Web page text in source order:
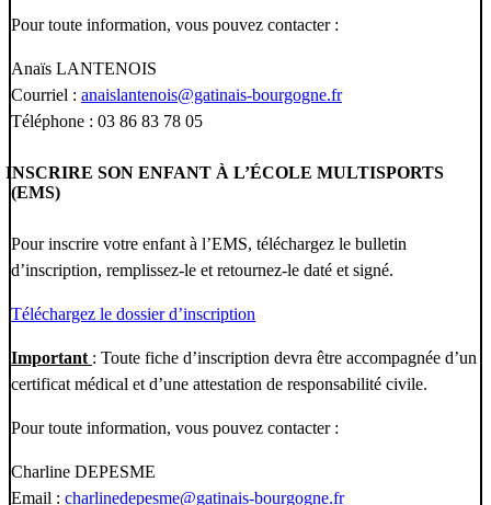
Pour toute information, vous pouvez contacter :
Anaïs LANTENOIS
Courriel : anaislantenois@gatinais-bourgogne.fr
Téléphone : 03 86 83 78 05
INSCRIRE SON ENFANT À L’ÉCOLE MULTISPORTS
(EMS)
Pour inscrire votre enfant à l’EMS, téléchargez le bulletin
d’inscription, remplissez-le et retournez-le daté et signé.
Téléchargez le dossier d’inscription
Important : Toute fiche d’inscription devra être accompagnée d’un
certificat médical et d’une attestation de responsabilité civile.
Pour toute information, vous pouvez contacter :
Charline DEPESME
Email : charlinedepesme@gatinais-bourgogne.fr